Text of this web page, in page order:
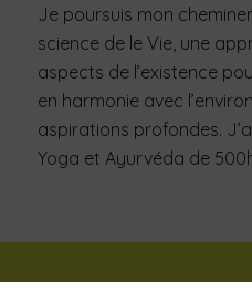
Je poursuis mon
science de le Vie, une
aspects de l’existence
en harmonie avec
aspirations profondes.
Yoga et Ayurvéda de